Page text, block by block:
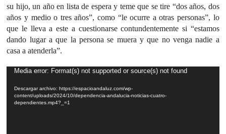
su hijo, un año en lista de espera y teme que se tire “dos años, dos
años y medio o tres años”, como “le ocurre a otras personas”, lo
que le lleva a este a cuestionarse contundentemente si “estamos
dando lugar a que la persona se muera y que no venga nadie a
casa a atenderla”.
Reproductor
vídeo
Media error: Format(s) not supported or source(s) not found
Descargar archivo: https://espacioandaluz.com/wp-
content/uploads/2024/10/dependencia-andalucia-noticias-cuatro-
dependientes.mp4?_=1